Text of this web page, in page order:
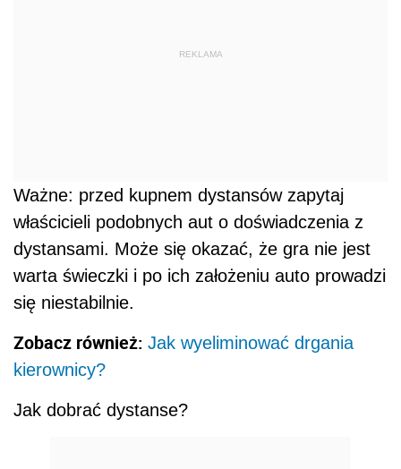
REKLAMA
Ważne: przed kupnem dystansów zapytaj
właścicieli podobnych aut o doświadczenia z
dystansami. Może się okazać, że gra nie jest
warta świeczki i po ich założeniu auto prowadzi
się niestabilnie.
Zobacz również: Jak wyeliminować drgania
kierownicy?
Jak dobrać dystanse?